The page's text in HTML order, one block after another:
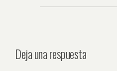
Deja una respuesta